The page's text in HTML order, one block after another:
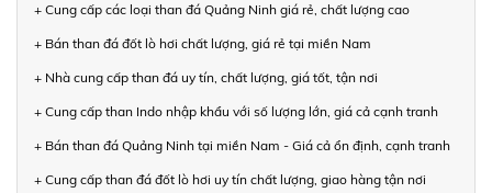
+ Cung cấp các loại than đá Quảng Ninh giá rẻ, chất lượng cao
+ Bán than đá đốt lò hơi chất lượng, giá rẻ tại miền Nam
+ Nhà cung cấp than đá uy tín, chất lượng, giá tốt, tận nơi
+ Cung cấp than Indo nhập khẩu với số lượng lớn, giá cả cạnh tranh
+ Bán than đá Quảng Ninh tại miền Nam - Giá cả ổn định, cạnh tranh
+ Cung cấp than đá đốt lò hơi uy tín chất lượng, giao hàng tận nơi